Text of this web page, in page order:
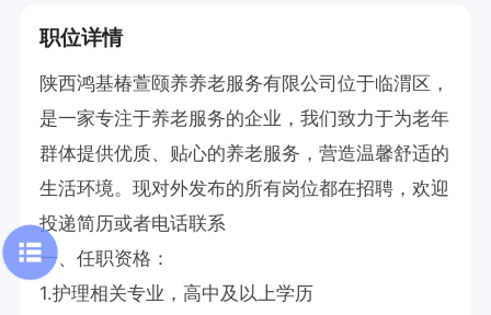
职位详情
陕西鸿基椿萱颐养养老服务有限公司位于临渭区，
是一家专注于养老服务的企业，我们致力于为老年
群体提供优质、贴心的养老服务，营造温馨舒适的
生活环境。现对外发布的所有岗位都在招聘，欢迎
投递简历或者电话联系
一、任职资格：
1.护理相关专业，高中及以上学历